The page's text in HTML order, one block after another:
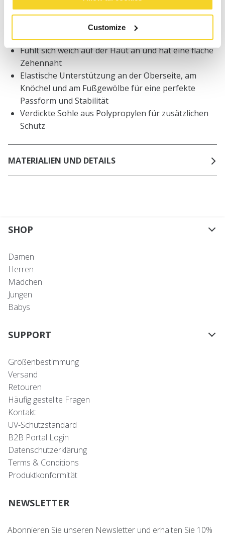
Customize
Die natürliche Wirkung der Merinowolle sorgt für
eine gute Wärmeregulierung und
Feuchtigkeitsaufnahme
Fühlt sich weich auf der Haut an und hat eine flache
Zehennaht
Elastische Unterstützung an der Oberseite, am
Knöchel und am Fußgewölbe für eine perfekte
Passform und Stabilität
Verdickte Sohle aus Polypropylen für zusätzlichen
Schutz
MATERIALIEN UND DETAILS
SHOP
Damen
Herren
Mädchen
Jungen
Babys
SUPPORT
Größenbestimmung
Versand
Retouren
Häufig gestellte Fragen
Kontakt
UV-Schutzstandard
B2B Portal Login
Datenschutzerklärung
Terms & Conditions
Produktkonformität
NEWSLETTER
Abonnieren Sie unseren Newsletter und erhalten Sie 10%